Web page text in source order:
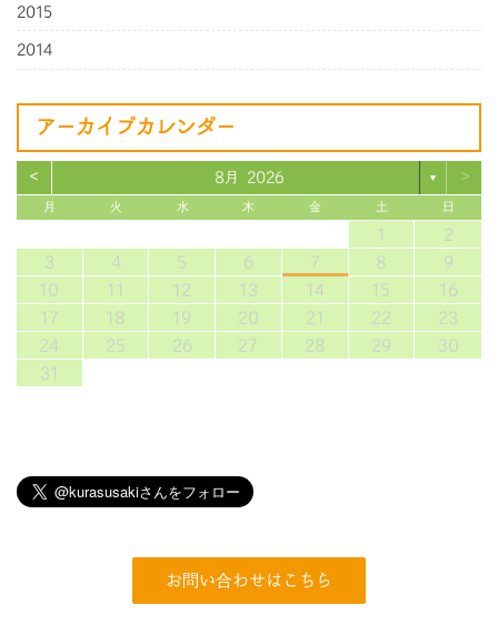
2015
2014
アーカイブカレンダー
< 8月 2026 ▼ >
月 火 水 木 金 土 日
1
2
3
4 5 6 7 8
9
10
11 12 13 14 15
16
17
18 19 20 21 22
23
24
25 26 27 28 29
30
31
お問い合わせはこちら